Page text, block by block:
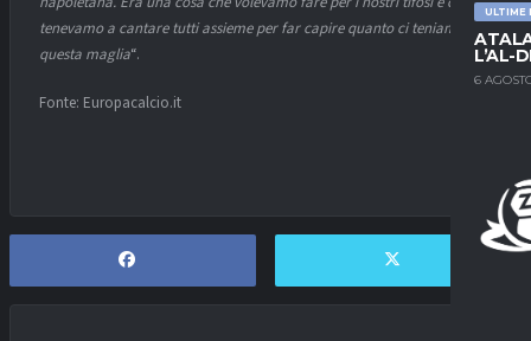
ULTIME
L’AL-
6
tenevamo a cantare tutti assieme per far capire quanto ci teniamo a
questa maglia“.
Fonte: Europacalcio.it